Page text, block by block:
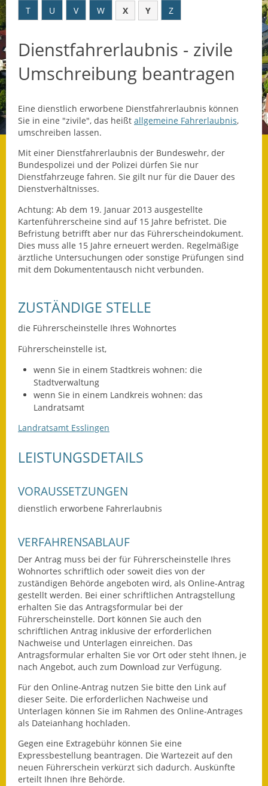
Datenschutz
Datenschutz im
Steueramt
Gebärdensprache
Geschichte und
Gegenwart
Was die Alten noch
wussten!
Informationsbroschüre
Lärmaktionsplan
Leichte Sprache
Notfallplanung
Ortsplan
Straßenbau
Kreisstraße
Ausweichfahrplan
Buslinie 168
Stellenausschreibungen
Zahlen und Fakten
Rathaus
Behördenadressen
Beratungsstellen im
Landkreis
Dienstleistungen
T
U V W X Y Z
Dienstfahrerlaubnis - zivile
Umschreibung beantragen
Eine dienstlich erworbene Dienstfahrerlaubnis können
Sie in eine "zivile", das heißt allgemeine Fahrerlaubnis,
umschreiben lassen.
Mit einer Dienstfahrerlaubnis der Bundeswehr, der
Bundespolizei und der Polizei dürfen Sie nur
Dienstfahrzeuge fahren. Sie gilt nur für die Dauer des
Dienstverhältnisses.
Achtung: Ab dem 19. Januar 2013 ausgestellte
Kartenführerscheine sind auf 15 Jahre befristet. Die
Befristung betrifft aber nur das Führerscheindokument.
Dies muss alle 15 Jahre erneuert werden. Regelmäßige
ärztliche Untersuchungen oder sonstige Prüfungen sind
mit dem Dokumententausch nicht verbunden.
ZUSTÄNDIGE STELLE
die Führerscheinstelle Ihres Wohnortes
Führerscheinstelle ist,
wenn Sie in einem Stadtkreis wohnen: die
Stadtverwaltung
wenn Sie in einem Landkreis wohnen: das
Landratsamt
Landratsamt Esslingen
LEISTUNGSDETAILS
VORAUSSETZUNGEN
dienstlich erworbene Fahrerlaubnis
VERFAHRENSABLAUF
Der Antrag muss bei der für Führerscheinstelle Ihres
Wohnortes schriftlich oder soweit dies von der
zuständigen Behörde angeboten wird, als Online-Antrag
gestellt werden. Bei einer schriftlichen Antragstellung
erhalten Sie das Antragsformular bei der
Führerscheinstelle. Dort können Sie auch den
schriftlichen Antrag inklusive der erforderlichen
Nachweise und Unterlagen einreichen. Das
Antragsformular erhalten Sie vor Ort oder steht Ihnen, je
nach Angebot, auch zum Download zur Verfügung.
Für den Online-Antrag nutzen Sie bitte den Link auf
dieser Seite. Die erforderlichen Nachweise und
Unterlagen können Sie im Rahmen des Online-Antrages
als Dateianhang hochladen.
Gegen eine Extragebühr können Sie eine
Expressbestellung beantragen. Die Wartezeit auf den
neuen Führerschein verkürzt sich dadurch. Auskünfte
erteilt Ihnen Ihre Behörde.